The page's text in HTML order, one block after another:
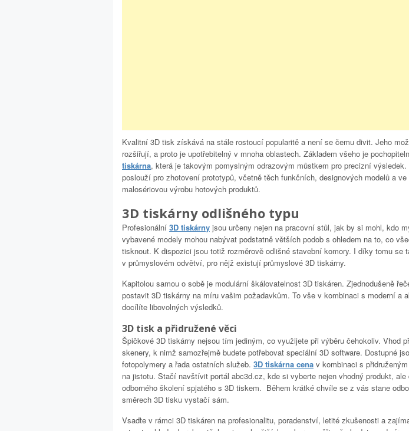
Kvalitní 3D tisk získává na stále rostoucí popularitě a není se čemu divit. Jeho
rozšiřují, a proto je upotřebitelný v mnoha oblastech. Základem všeho je
tiskárna, která je takovým pomyslným odrazovým můstkem pro precizní
poslouží pro zhotovení prototypů, včetně těch funkčních, designových modelů a
malosériovou výrobu hotových produktů.
3D tiskárny odlišného typu
Profesionální 3D tiskárny jsou určeny nejen na pracovní stůl, jak by si mohl, kdo
vybavené modely mohou nabývat podstatně větších podob s ohledem na to, co
tisknout. K dispozici jsou totiž rozměrově odlišné stavební komory. I díky tomu se
v průmyslovém odvětví, pro nějž existují průmyslové 3D tiskárny.
Kapitolou samou o sobě je modulární škálovatelnost 3D tiskáren. Zjednodušeně
postavit 3D tiskárny na míru vašim požadavkům. To vše v kombinaci s moderní a
docílíte libovolných výsledků.
3D tisk a přidružené věci
Špičkové 3D tiskárny nejsou tím jediným, co využijete při výběru čehokoliv. Vhod
skenery, k nimž samozřejmě budete potřebovat speciální 3D software. Dostupné
fotopolymery a řada ostatních služeb. 3D tiskárna cena v kombinaci s
na jistotu. Stačí navštívit portál abc3d.cz, kde si vyberte nejen vhodný produkt,
odborného školení spjatého s 3D tiskem. Během krátké chvíle se z vás stane
směrech 3D tisku vystačí sám.
Vsaďte v rámci 3D tiskáren na profesionalitu, poradenství, letité zkušenosti a